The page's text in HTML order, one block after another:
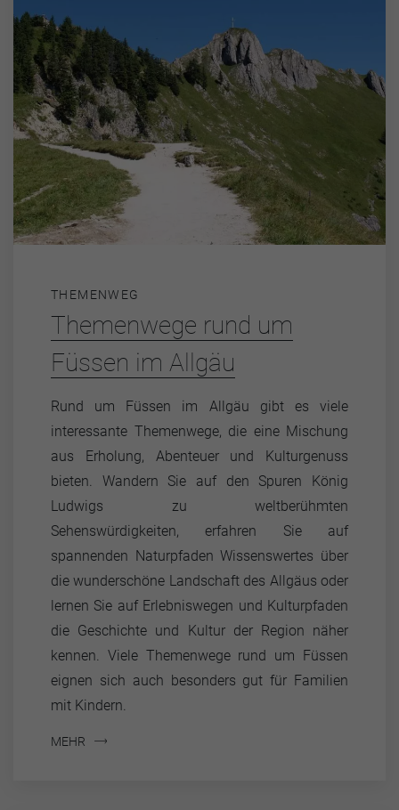
THEMENWEG
Themenwege rund um
Füssen im Allgäu
Rund um Füssen im Allgäu gibt es viele
interessante Themenwege, die eine Mischung
aus Erholung, Abenteuer und Kulturgenuss
bieten. Wandern Sie auf den Spuren König
Ludwigs zu weltberühmten
Sehenswürdigkeiten, erfahren Sie auf
spannenden Naturpfaden Wissenswertes über
die wunderschöne Landschaft des Allgäus oder
lernen Sie auf Erlebniswegen und Kulturpfaden
die Geschichte und Kultur der Region näher
kennen. Viele Themenwege rund um Füssen
eignen sich auch besonders gut für Familien
mit Kindern.
MEHR